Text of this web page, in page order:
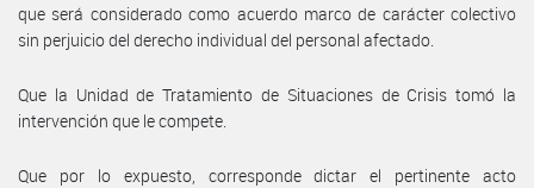
que será considerado como acuerdo marco de carácter colectivo
sin perjuicio del derecho individual del personal afectado.
Que la Unidad de Tratamiento de Situaciones de Crisis tomó la
intervención que le compete.
Que por lo expuesto, corresponde dictar el pertinente acto